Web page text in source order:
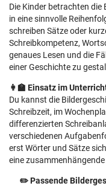
Die Kinder betrachten
in eine sinnvolle
schreiben Sätze oder
Schreibkompetenz,
genaues Lesen und die
einer Geschichte zu
👩‍🏫 Einsatz im
Du kannst die
Schreibzeit, im
differenzierten
verschiedenen
erst Wörter und Sätze
eine
✏️ Passende